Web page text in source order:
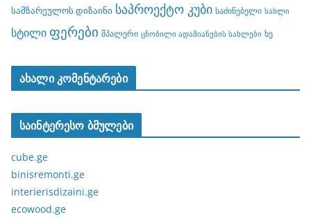
სამზარეულოს დიზაინი საპროექტო კუბი საძინებელი სახლი
სტილი ფერები შპალერი ცნობილი ადამიანების სახლები ხე
ახალი კომენტარები
საინტერესო ბმულები
cube.ge
binisremonti.ge
interierisdizaini.ge
ecowood.ge